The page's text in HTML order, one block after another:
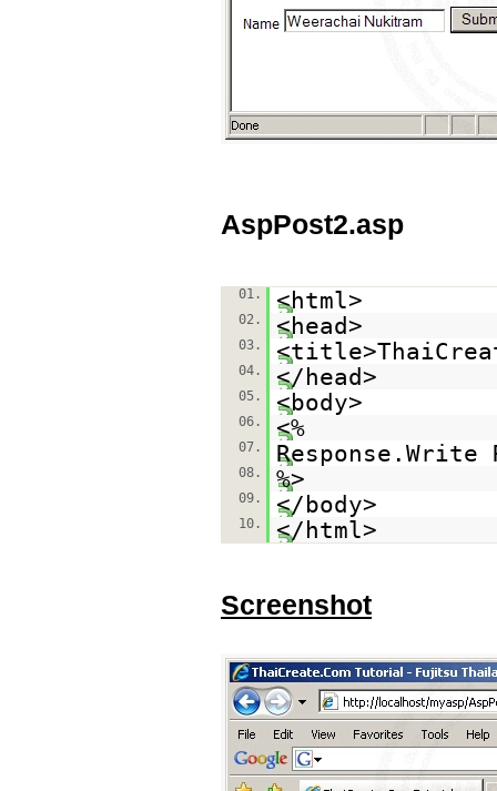
AspPost2.asp
01. <html>
02. <head>
03.
04. </head>
05. <body>
06. <%
07. Response.Write
08. %>
09. </body>
10. </html>
Screenshot